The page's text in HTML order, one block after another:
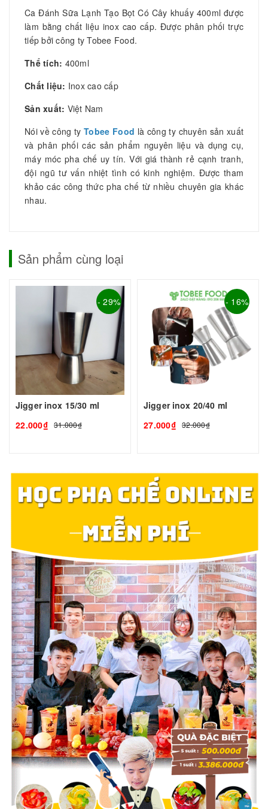
Ca Đánh Sữa Lạnh Tạo Bọt Có Cây khuấy 400ml được
làm bằng chất liệu inox cao cấp. Được phân phối trực
tiếp bởi công ty Tobee Food.
Thể tích: 400ml
Chất liệu: Inox cao cấp
Sản xuất: Việt Nam
Nói về công ty Tobee Food là công ty chuyên sản xuất
và phân phối các sản phẩm nguyên liệu và dụng cụ,
máy móc pha chế uy tín. Với giá thành rẻ cạnh tranh,
đội ngũ tư vấn nhiệt tình có kinh nghiệm. Được tham
khảo các công thức pha chế từ nhiều chuyên gia khác
nhau.
Sản phẩm cùng loại
- 29%
Jigger inox 15/30 ml
22.000₫ 31.000₫
- 16%
Jigger inox 20/40 ml
27.000₫ 32.000₫